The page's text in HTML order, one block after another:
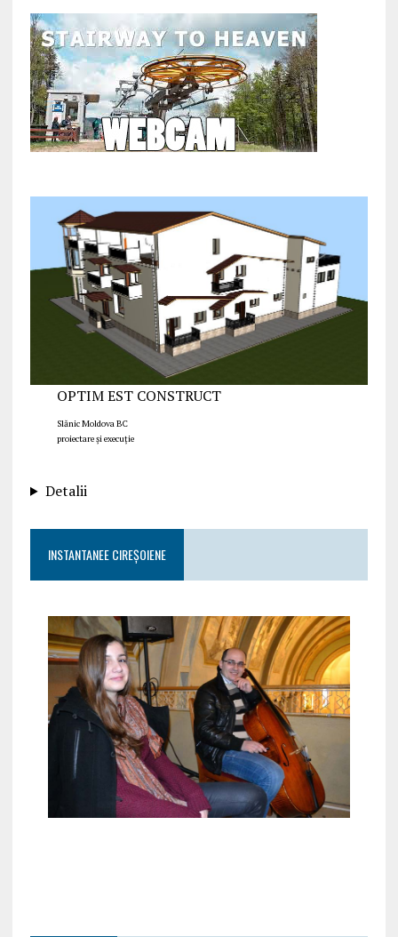
OPTIM EST CONSTRUCT
Slănic Moldova BC
proiectare și execuție
Detalii
INSTANTANEE CIREȘOIENE